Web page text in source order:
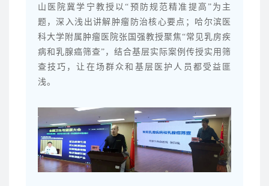
山医院冀学宁教授以“预防规范精准提高”为主
题，深入浅出讲解肿瘤防治核心要点；哈尔滨医
科大学附属肿瘤医院张国强教授聚焦“常见乳房疾
病和乳腺癌筛查”，结合基层实际案例传授实用筛
查技巧，让在场群众和基层医护人员都受益匪
浅。